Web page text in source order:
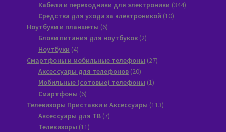
товаров
Кабели и переходники для электроники 344344
Средства для ухода за электроникой 1010
Ноутбуки и планшеты 66
товаров
Блоки питания для ноутбуков 22
Ноутбуки 44
товара
Смартфоны и мобильные телефоны 2727
Аксессуары для телефонов 2020
товаров
Мобильные (сотовые) телефоны 11
Смартфоны 66
товаров
Телевизоры Приставки и Аксессуары 113113
Аксессуары для ТВ 77
Телевизоры 1111